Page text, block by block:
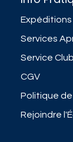
Expéditions
Services
Service Club
CGV
Politique
Rejoindre